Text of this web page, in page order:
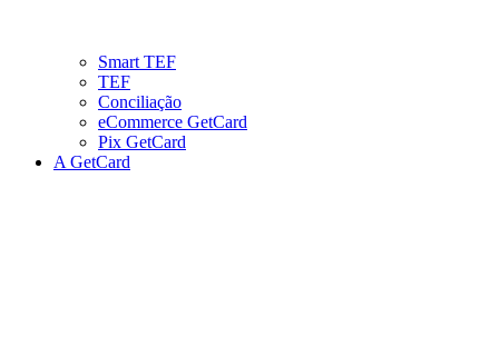
Smart TEF
TEF
Conciliação
eCommerce GetCard
Pix GetCard
A GetCard